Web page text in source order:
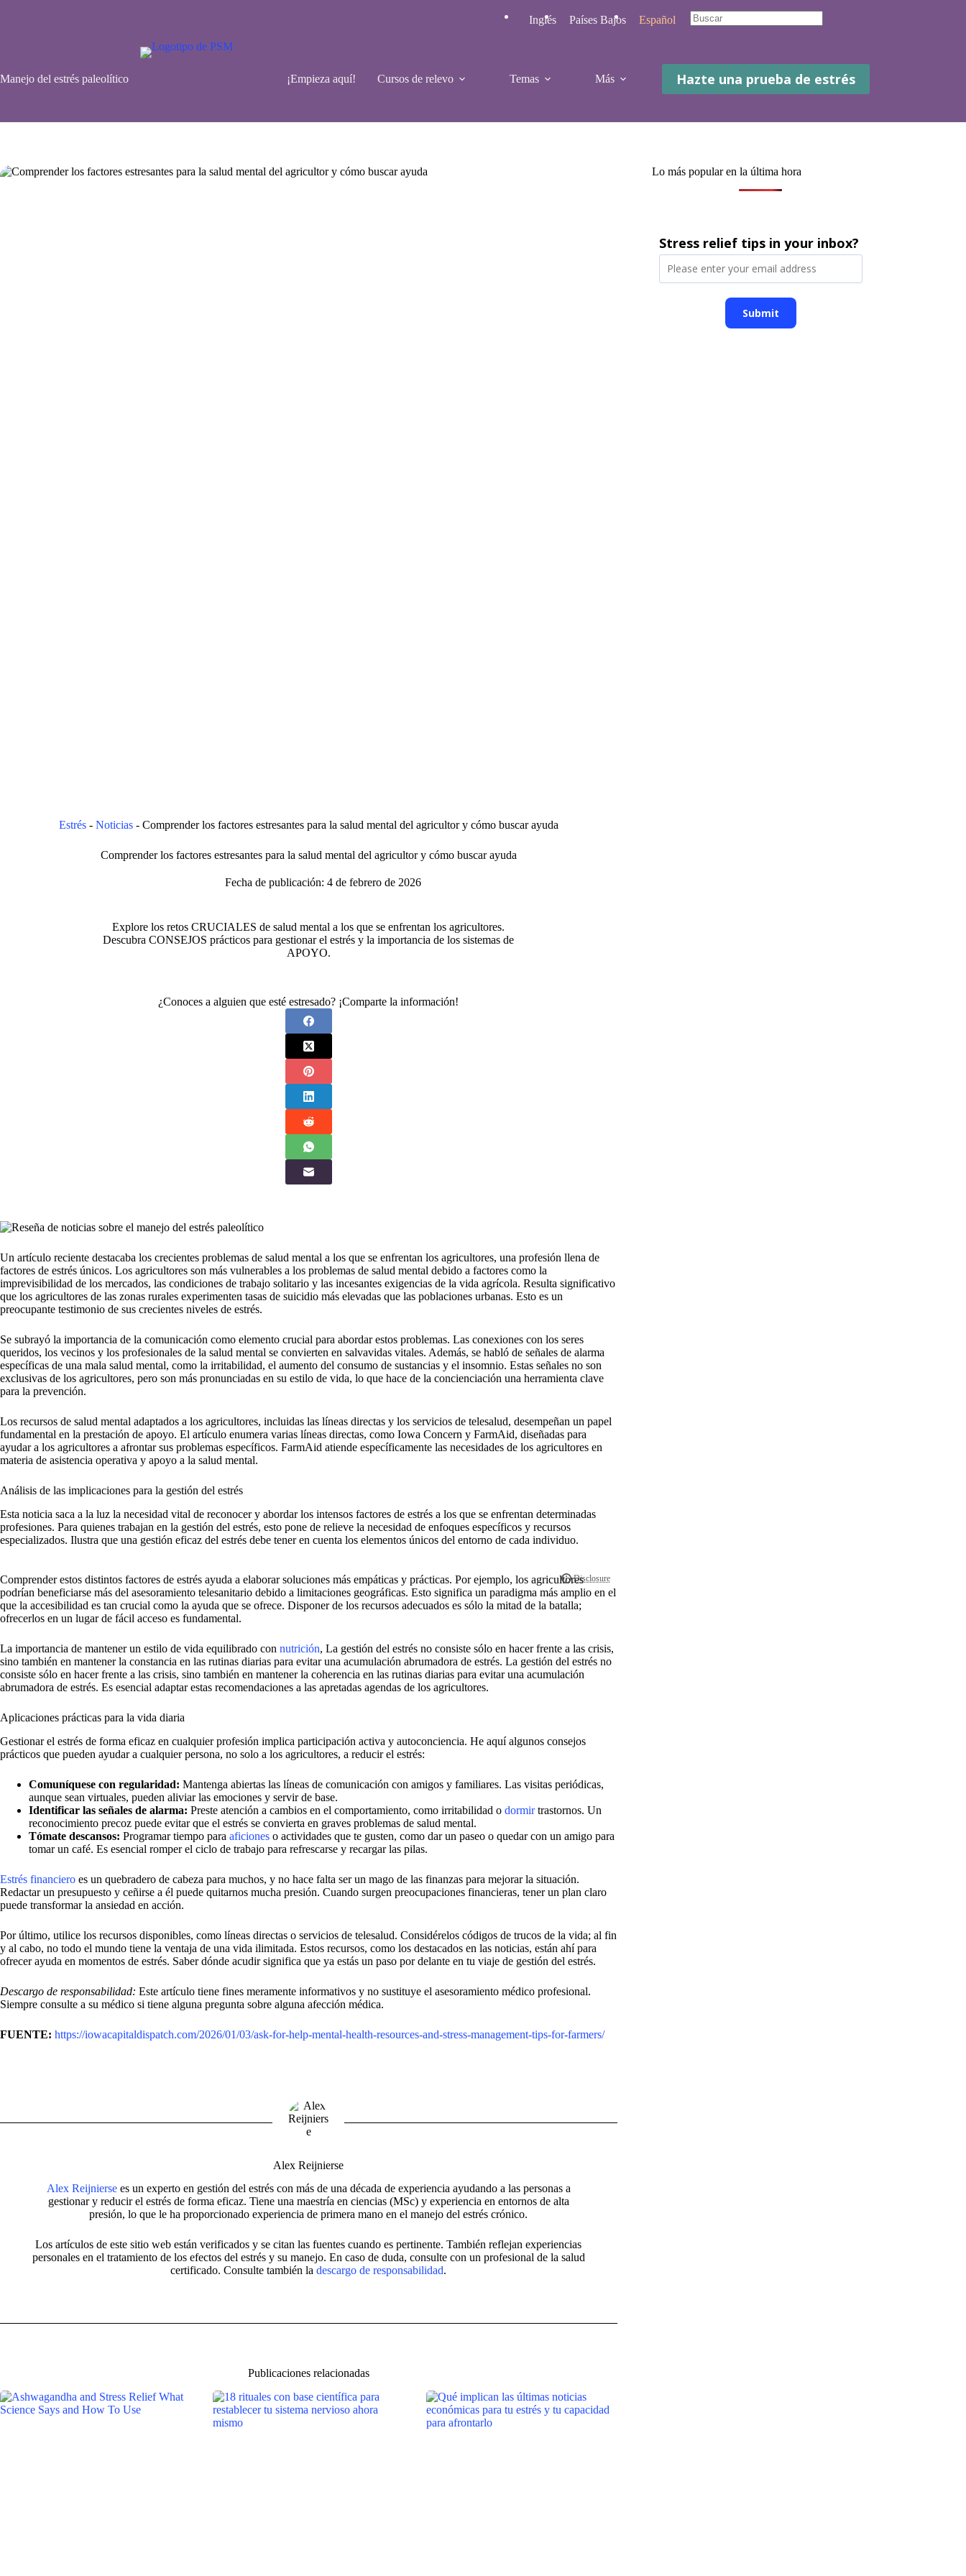
Inglés Países Bajos
Español
Manejo del estrés paleolítico
¡Empieza aquí! Cursos de relevo Temas Más Hazte una prueba de estrés
Estrés- Noticias- Comprender los factores estresantes para la salud mental del agricultor y cómo buscar ayuda
Comprender los factores estresantes para la salud mental del agricultor y cómo buscar ayuda
Fecha de publicación: 4 de febrero de 2026
Explore los retos CRUCIALES de salud mental a los que se enfrentan los agricultores.
Descubra CONSEJOS prácticos para gestionar el estrés y la importancia de los sistemas de
APOYO.
¿Conoces a alguien que esté estresado? ¡Comparte la información!
Un artículo reciente destacaba los crecientes problemas de salud mental a los que se enfrentan los agricultores, una profesión llena de
factores de estrés únicos. Los agricultores son más vulnerables a los problemas de salud mental debido a factores como la
imprevisibilidad de los mercados, las condiciones de trabajo solitario y las incesantes exigencias de la vida agrícola. Resulta significativo
que los agricultores de las zonas rurales experimenten tasas de suicidio más elevadas que las poblaciones urbanas. Esto es un
preocupante testimonio de sus crecientes niveles de estrés.
Se subrayó la importancia de la comunicación como elemento crucial para abordar estos problemas. Las conexiones con los seres
queridos, los vecinos y los profesionales de la salud mental se convierten en salvavidas vitales. Además, se habló de señales de alarma
específicas de una mala salud mental, como la irritabilidad, el aumento del consumo de sustancias y el insomnio. Estas señales no son
exclusivas de los agricultores, pero son más pronunciadas en su estilo de vida, lo que hace de la concienciación una herramienta clave
para la prevención.
Los recursos de salud mental adaptados a los agricultores, incluidas las líneas directas y los servicios de telesalud, desempeñan un papel
fundamental en la prestación de apoyo. El artículo enumera varias líneas directas, como Iowa Concern y FarmAid, diseñadas para
ayudar a los agricultores a afrontar sus problemas específicos. FarmAid atiende específicamente las necesidades de los agricultores en
materia de asistencia operativa y apoyo a la salud mental.
Análisis de las implicaciones para la gestión del estrés
Esta noticia saca a la luz la necesidad vital de reconocer y abordar los intensos factores de estrés a los que se enfrentan determinadas
profesiones. Para quienes trabajan en la gestión del estrés, esto pone de relieve la necesidad de enfoques específicos y recursos
especializados. Ilustra que una gestión eficaz del estrés debe tener en cuenta los elementos únicos del entorno de cada individuo.
Comprender estos distintos factores de estrés ayuda a elaborar soluciones más empáticas y prácticas. Por ejemplo, los agricultores
podrían beneficiarse más del asesoramiento telesanitario debido a limitaciones geográficas. Esto significa un paradigma más amplio en el
que la accesibilidad es tan crucial como la ayuda que se ofrece. Disponer de los recursos adecuados es sólo la mitad de la batalla;
ofrecerlos en un lugar de fácil acceso es fundamental.
La importancia de mantener un estilo de vida equilibrado con nutrición, La gestión del estrés no consiste sólo en hacer frente a las crisis,
sino también en mantener la constancia en las rutinas diarias para evitar una acumulación abrumadora de estrés. La gestión del estrés no
consiste sólo en hacer frente a las crisis, sino también en mantener la coherencia en las rutinas diarias para evitar una acumulación
abrumadora de estrés. Es esencial adaptar estas recomendaciones a las apretadas agendas de los agricultores.
Aplicaciones prácticas para la vida diaria
Gestionar el estrés de forma eficaz en cualquier profesión implica participación activa y autoconciencia. He aquí algunos consejos
prácticos que pueden ayudar a cualquier persona, no solo a los agricultores, a reducir el estrés:
Comuníquese con regularidad: Mantenga abiertas las líneas de comunicación con amigos y familiares. Las visitas periódicas,
aunque sean virtuales, pueden aliviar las emociones y servir de base.
Identificar las señales de alarma: Preste atención a cambios en el comportamiento, como irritabilidad o dormirtrastornos. Un
reconocimiento precoz puede evitar que el estrés se convierta en graves problemas de salud mental.
Tómate descansos: Programar tiempo para aficiones o actividades que te gusten, como dar un paseo o quedar con un amigo para
tomar un café. Es esencial romper el ciclo de trabajo para refrescarse y recargar las pilas.
Estrés financiero es un quebradero de cabeza para muchos, y no hace falta ser un mago de las finanzas para mejorar la situación.
Redactar un presupuesto y ceñirse a él puede quitarnos mucha presión. Cuando surgen preocupaciones financieras, tener un plan claro
puede transformar la ansiedad en acción.
Por último, utilice los recursos disponibles, como líneas directas o servicios de telesalud. Considérelos códigos de trucos de la vida; al fin
y al cabo, no todo el mundo tiene la ventaja de una vida ilimitada. Estos recursos, como los destacados en las noticias, están ahí para
ofrecer ayuda en momentos de estrés. Saber dónde acudir significa que ya estás un paso por delante en tu viaje de gestión del estrés.
Descargo de responsabilidad: Este artículo tiene fines meramente informativos y no sustituye el asesoramiento médico profesional.
Siempre consulte a su médico si tiene alguna pregunta sobre alguna afección médica.
FUENTE: https://iowacapitaldispatch.com/2026/01/03/ask-for-help-mental-health-resources-and-stress-management-tips-for-farmers/
Alex Reijnierse
Alex Reijniersees un experto en gestión del estrés con más de una década de experiencia ayudando a las personas a
gestionar y reducir el estrés de forma eficaz. Tiene una maestría en ciencias (MSc) y experiencia en entornos de alta
presión, lo que le ha proporcionado experiencia de primera mano en el manejo del estrés crónico.
Los artículos de este sitio web están verificados y se citan las fuentes cuando es pertinente. También reflejan experiencias
personales en el tratamiento de los efectos del estrés y su manejo. En caso de duda, consulte con un profesional de la salud
certificado. Consulte también ladescargo de responsabilidad.
Publicaciones relacionadas
Lo más popular en la última hora
Stress relief tips in your inbox?
Submit